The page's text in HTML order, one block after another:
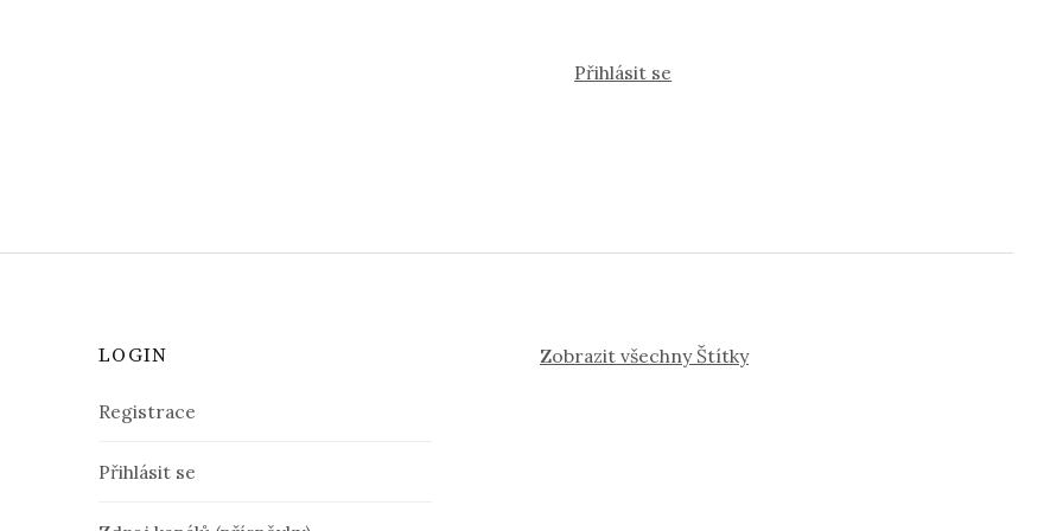
Přihlásit se
LOGIN
Registrace
Přihlásit se
Zobrazit všechny Štítky